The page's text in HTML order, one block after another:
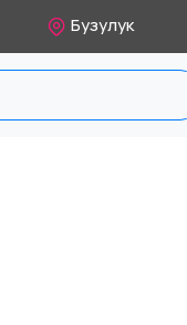
Бузулук